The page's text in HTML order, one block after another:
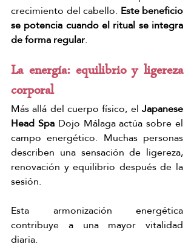
crecimiento del cabello. Este beneficio
se potencia cuando el ritual se integra
de forma regular.
La energía: equilibrio y ligereza
corporal
Más allá del cuerpo físico, el Japanese
Head Spa Dojo Málaga actúa sobre el
campo energético. Muchas personas
describen una sensación de ligereza,
renovación y equilibrio después de la
sesión.
Esta armonización energética
contribuye a una mayor vitalidad
diaria.